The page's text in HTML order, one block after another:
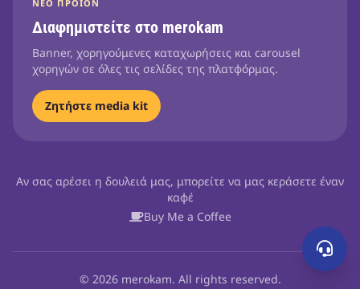
ΝΈΟ ΠΡΟΪΌΝ
Διαφημιστείτε στο merokam
Banner, χορηγούμενες καταχωρήσεις και carousel
χορηγών σε όλες τις σελίδες της πλατφόρμας.
Ζητήστε media kit
Αν σας αρέσει η δουλειά μας, μπορείτε να μας κεράσετε έναν
καφέ
Buy Me a Coffee
© 2026 merokam. All rights reserved.